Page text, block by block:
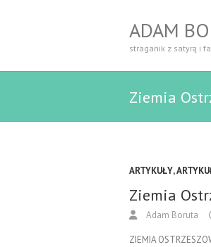
ADAM
straganik z satyrą i
Ziemia
ARTYKUŁY,
Ziemia
Adam Boruta
ZIEMIA